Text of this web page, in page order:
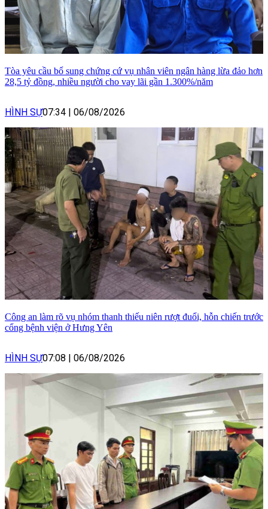
Tòa yêu cầu bổ sung chứng cứ vụ nhân viên ngân hàng lừa đảo hơn
28,5 tỷ đồng, nhiều người cho vay lãi gần 1.300%/năm
HÌNH SỰ07:34 | 06/08/2026
Công an làm rõ vụ nhóm thanh thiếu niên rượt đuổi, hỗn chiến trước
cổng bệnh viện ở Hưng Yên
HÌNH SỰ07:08 | 06/08/2026